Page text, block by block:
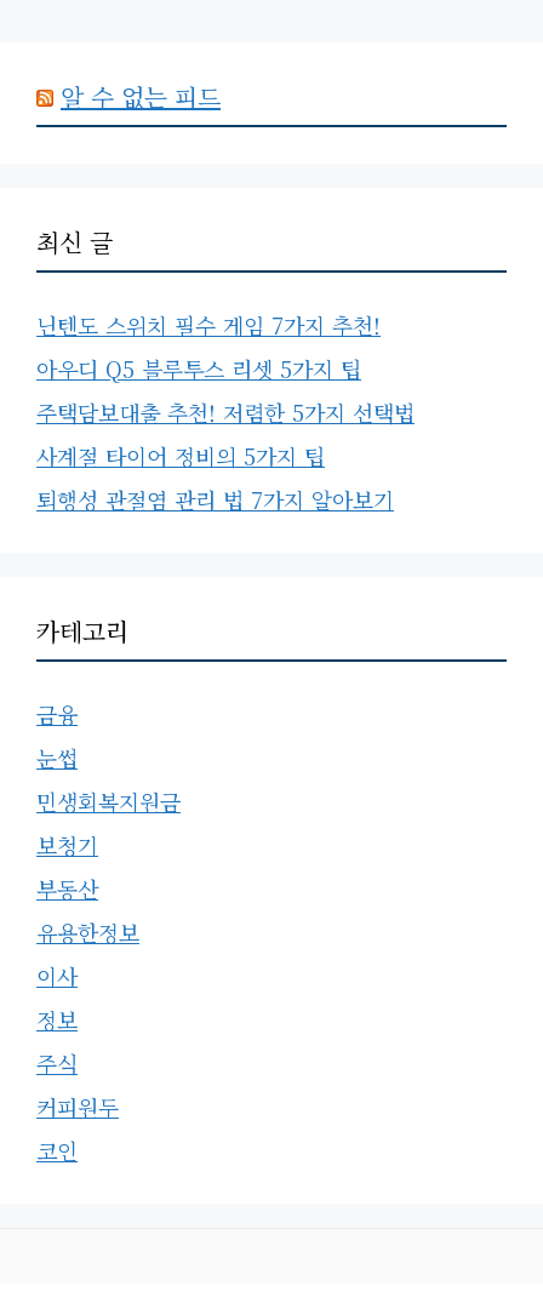
알 수 없는 피드
최신 글
닌텐도 스위치 필수 게임 7가지 추천!
아우디 Q5 블루투스 리셋 5가지 팁
주택담보대출 추천! 저렴한 5가지 선택법
사계절 타이어 정비의 5가지 팁
퇴행성 관절염 관리 법 7가지 알아보기
카테고리
금융
눈썹
민생회복지원금
보청기
부동산
유용한정보
이사
정보
주식
커피원두
코인